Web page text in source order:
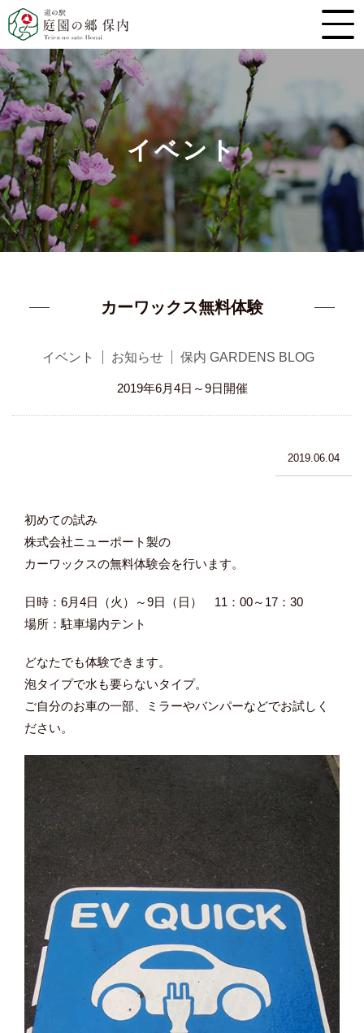
イベント
カーワックス無料体験
イベント お知らせ 保内 GARDENS BLOG
2019年6月4日～9日開催
2019.06.04
初めての試み
株式会社ニューポート製の
カーワックスの無料体験会を行います。
日時：6月4日（火）～9日（日） 11：00～17：30
場所：駐車場内テント
どなたでも体験できます。
泡タイプで水も要らないタイプ。
ご自分のお車の一部、ミラーやバンパーなどでお試しく
ださい。